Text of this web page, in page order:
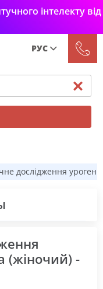
інтелекту від
РУС
Укр
дослідження
(жіночий) -